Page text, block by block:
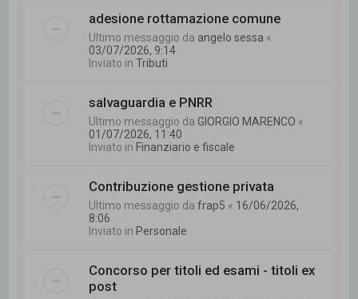
adesione rottamazione comune
Ultimo messaggio da angelo sessa «
03/07/2026, 9:14
Inviato inTributi
salvaguardia e PNRR
Ultimo messaggio da GIORGIO MARENCO «
01/07/2026, 11:40
Inviato in Finanziario e fiscale
Contribuzione gestione privata
Ultimo messaggio dafrap5 « 16/06/2026,
8:06
Inviato in Personale
Concorso per titoli ed esami - titoli ex
post